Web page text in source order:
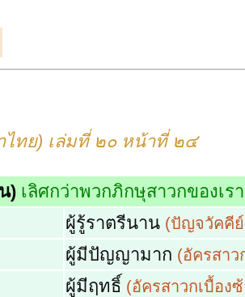
ไทย) เล่มที่ ๒๐ หน้าที่ ๒๔
) เลิศกว่าพวกภิกษุสาวกของเรา
ผู้รู้ราตรีนาน (ปัญจวัคคี
ผู้มีปัญญามาก (อัครสาว
ผู้มีฤทธิ์ (อัครสาวกเบื้อง